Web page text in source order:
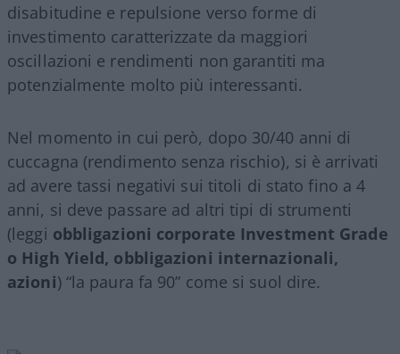
disabitudine e repulsione verso forme di
investimento caratterizzate da maggiori
oscillazioni e rendimenti non garantiti ma
potenzialmente molto più interessanti.
Nel momento in cui però, dopo 30/40 anni di
cuccagna (rendimento senza rischio), si è arrivati
ad avere tassi negativi sui titoli di stato fino a 4
anni, si deve passare ad altri tipi di strumenti
(leggi obbligazioni corporate Investment Grade
o High Yield, obbligazioni internazionali,
azioni) “la paura fa 90” come si suol dire.